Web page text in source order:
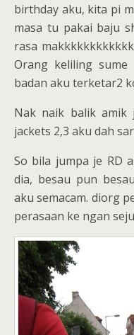
birthday aku, kita pi
masa tu pakai baju
rasa
Orang keliling sume
badan aku terketar2
Nak naik balik amik
jackets 2,3 aku dah
So bila jumpa je RD
dia, besau pun
aku semacam. diorg
perasaan ke ngan